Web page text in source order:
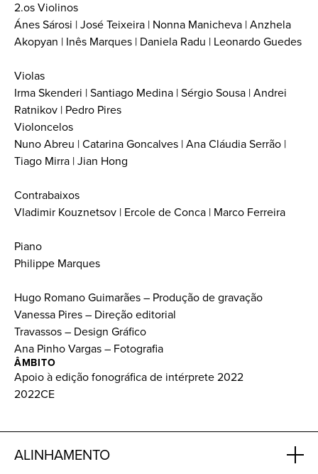
2.os Violinos
Ánes Sárosi | José Teixeira | Nonna Manicheva | Anzhela
Akopyan | Inês Marques | Daniela Radu | Leonardo Guedes
Violas
Irma Skenderi | Santiago Medina | Sérgio Sousa | Andrei
Ratnikov | Pedro Pires
Violoncelos
Nuno Abreu | Catarina Goncalves | Ana Cláudia Serrão |
Tiago Mirra | Jian Hong
Contrabaixos
Vladimir Kouznetsov | Ercole de Conca | Marco Ferreira
Piano
Philippe Marques
Hugo Romano Guimarães – Produção de gravação
Vanessa Pires – Direção editorial
Travassos – Design Gráfico
Ana Pinho Vargas – Fotografia
ÂMBITO
Apoio à edição fonográfica de intérprete 2022
2022CE
ALINHAMENTO